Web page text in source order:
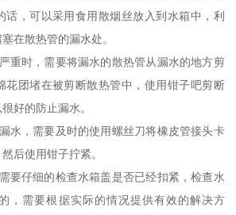
话，可以采用食用散烟丝放入到水箱中，利
在散热管的漏水处。
重时，需要将漏水的散热管从漏水的地方剪
花团堵在被剪断散热管中，使用钳子吧剪断
好的防止漏水。
水，需要及时的使用螺丝刀将橡皮管接头卡
后使用钳子拧紧。
要仔细的检查水箱盖是否已经扣紧，检查水
，需要根据实际的情况提供有效的解决方